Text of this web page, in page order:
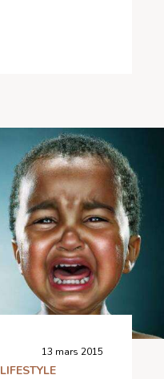
13 mars 2015
LIFESTYLE